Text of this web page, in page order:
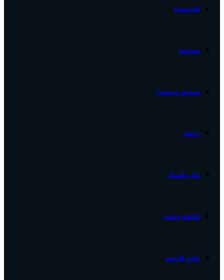
الرئيسية
سياسة
مجتمع وحوادث
رياضة
مال وأعمال
ثقافة وفنون
خارج الحدود